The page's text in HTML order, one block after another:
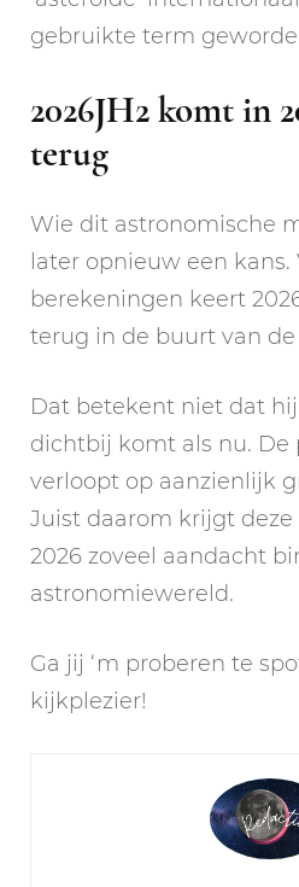
gebruikte term
2026JH2 komt in
terug
Wie dit astronomische
later opnieuw een kans.
berekeningen keert
terug in de buurt van de
Dat betekent niet dat
dichtbij komt als nu. De
verloopt op aanzienlijk
Juist daarom krijgt deze
2026 zoveel aandacht
astronomiewereld.
Ga jij ‘m proberen te
kijkplezier!